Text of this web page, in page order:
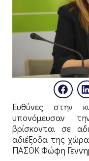
Ευθύνες στην
υπονόμευσαν
βρίσκονται σε
αδιέξοδα της
ΠΑΣΟΚ Φώφη